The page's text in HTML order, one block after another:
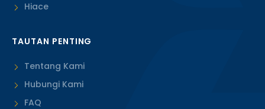
Hiace
TAUTAN PENTING
Tentang Kami
Hubungi Kami
FAQ